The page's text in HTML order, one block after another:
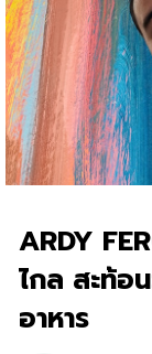
ARDY
ไกล สะท้อ
อาหาร